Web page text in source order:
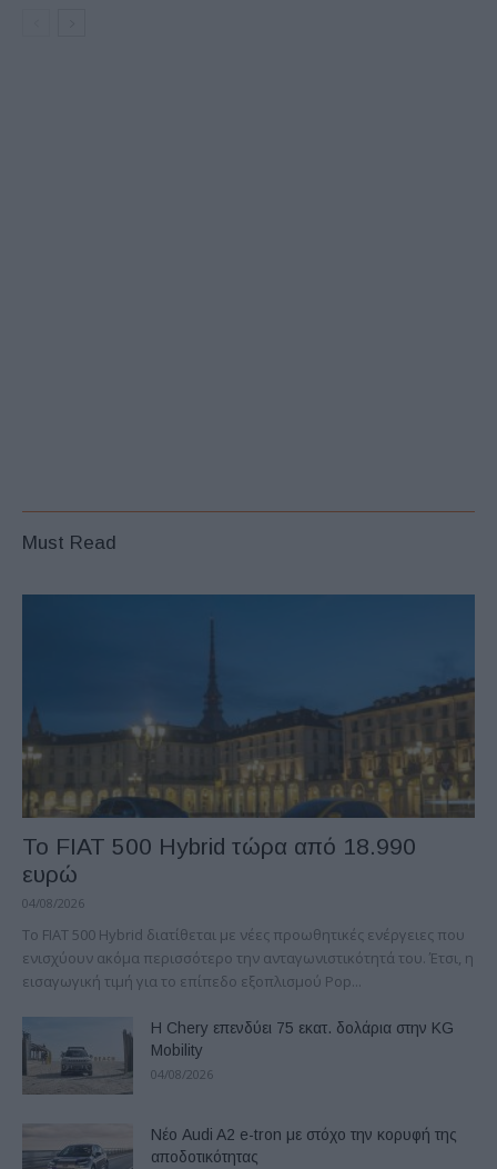
Must Read
Το FIAT 500 Hybrid τώρα από 18.990
ευρώ
04/08/2026
Το FIAT 500 Hybrid διατίθεται με νέες προωθητικές ενέργειες που
ενισχύουν ακόμα περισσότερο την ανταγωνιστικότητά του. Έτσι, η
εισαγωγική τιμή για το επίπεδο εξοπλισμού Pop...
Η Chery επενδύει 75 εκατ. δολάρια στην KG
Mobility
04/08/2026
Νέο Audi A2 e-tron με στόχο την κορυφή της
αποδοτικότητας